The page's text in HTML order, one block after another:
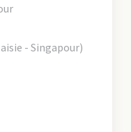
- Singapour)